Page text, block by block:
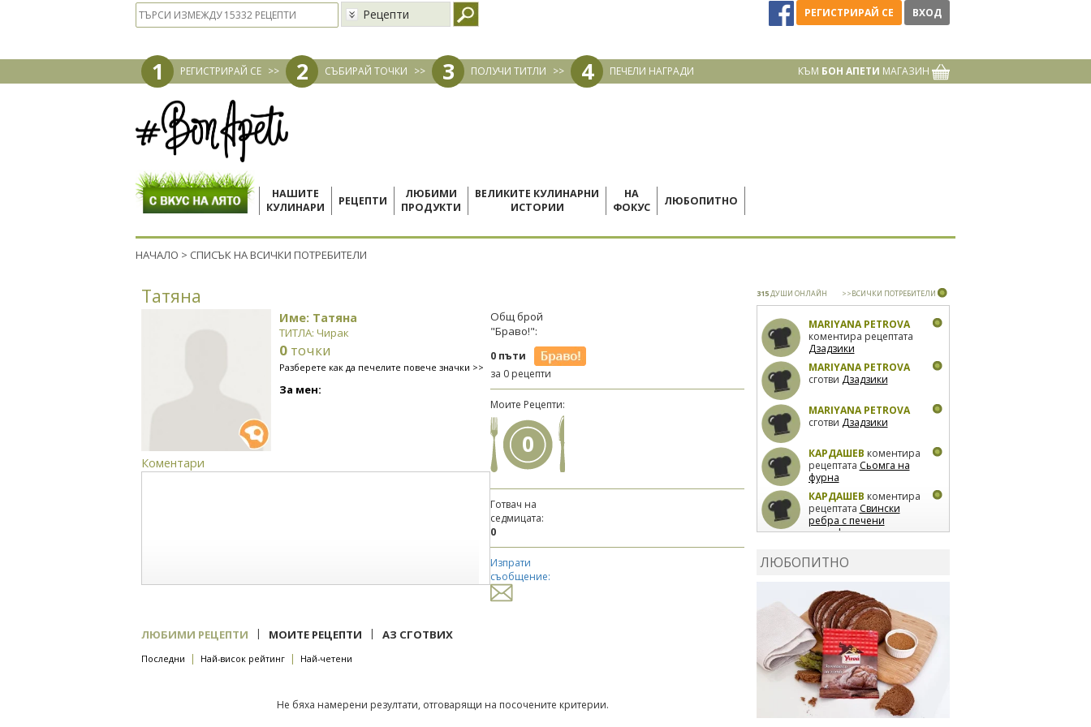
Рецепти РЕГИСТРИРАЙ СЕ ВХОД
1 РЕГИСТРИРАЙ СЕ >> 2 СЪБИРАЙ ТОЧКИ >> 3 ПОЛУЧИ ТИТЛИ >> 4 ПЕЧЕЛИ НАГРАДИ КЪМ БОН АПЕТИ МАГАЗИН
НАШИТЕ
КУЛИНАРИ
РЕЦЕПТИ
ЛЮБИМИ
ПРОДУКТИ
ВЕЛИКИТЕ КУЛИНАРНИ
ИСТОРИИ
НА
ФОКУС
ЛЮБОПИТНО
НАЧАЛО > СПИСЪК НА ВСИЧКИ ПОТРЕБИТЕЛИ
Татяна
Име: Татяна
ТИТЛА: Чирак
0 точки
Разберете как да печелите повече значки >>
За мен:
Коментари
Общ брой
"Браво!":
0 пъти
за 0 рецепти
Моите Рецепти:
0
Готвач на
седмицата:
0
Изпрати
съобщение:
ЛЮБИМИ РЕЦЕПТИ | МОИТЕ РЕЦЕПТИ | АЗ СГОТВИХ
Последни | Най-висок рейтинг | Най-четени
Не бяха намерени резултати, отговарящи на посочените критерии.
315ДУШИ ОНЛАЙН >>ВСИЧКИ ПОТРЕБИТЕЛИ
MARIYANA PETROVA
коментира рецептата
Дзадзики
MARIYANA PETROVA
сготви Дзадзики
MARIYANA PETROVA
сготви Дзадзики
КАРДАШЕВ коментира
рецептата Сьомга на
фурна
КАРДАШЕВ коментира
рецептата Свински
ребра с печени
картофи
лимон
коментира рецептата
Киноа със зеленчуци
ЛЮБОПИТНО